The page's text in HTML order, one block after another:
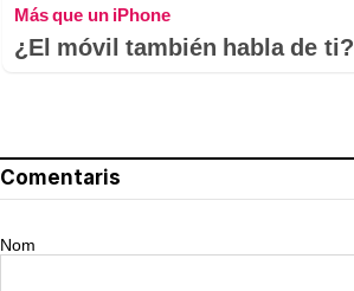
Más que un iPhone
¿El móvil también habla de ti?
Comentaris
Nom